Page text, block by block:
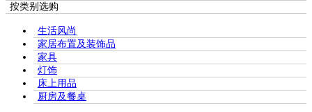
按类别选购
生活风尚
家居布置及装饰品
家具
灯饰
床上用品
厨房及餐桌